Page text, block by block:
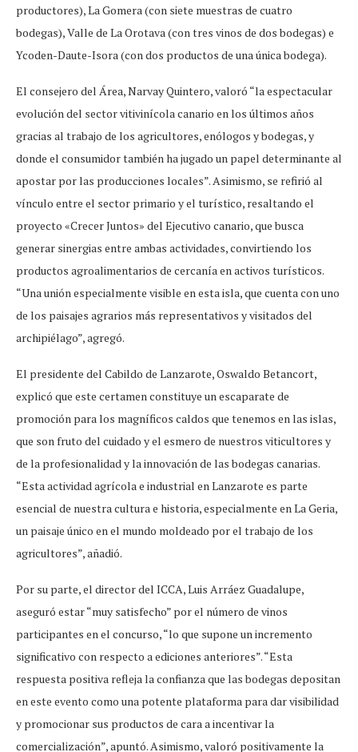
productores), La Gomera (con siete muestras de cuatro
bodegas), Valle de La Orotava (con tres vinos de dos bodegas) e
Ycoden-Daute-Isora (con dos productos de una única bodega).
El consejero del Área, Narvay Quintero, valoró “la espectacular
evolución del sector vitivinícola canario en los últimos años
gracias al trabajo de los agricultores, enólogos y bodegas, y
donde el consumidor también ha jugado un papel determinante al
apostar por las producciones locales”. Asimismo, se refirió al
vínculo entre el sector primario y el turístico, resaltando el
proyecto «Crecer Juntos» del Ejecutivo canario, que busca
generar sinergias entre ambas actividades, convirtiendo los
productos agroalimentarios de cercanía en activos turísticos.
“Una unión especialmente visible en esta isla, que cuenta con uno
de los paisajes agrarios más representativos y visitados del
archipiélago”, agregó.
El presidente del Cabildo de Lanzarote, Oswaldo Betancort,
explicó que este certamen constituye un escaparate de
promoción para los magníficos caldos que tenemos en las islas,
que son fruto del cuidado y el esmero de nuestros viticultores y
de la profesionalidad y la innovación de las bodegas canarias.
“Esta actividad agrícola e industrial en Lanzarote es parte
esencial de nuestra cultura e historia, especialmente en La Geria,
un paisaje único en el mundo moldeado por el trabajo de los
agricultores”, añadió.
Por su parte, el director del ICCA, Luis Arráez Guadalupe,
aseguró estar “muy satisfecho” por el número de vinos
participantes en el concurso, “lo que supone un incremento
significativo con respecto a ediciones anteriores”. “Esta
respuesta positiva refleja la confianza que las bodegas depositan
en este evento como una potente plataforma para dar visibilidad
y promocionar sus productos de cara a incentivar la
comercialización”, apuntó. Asimismo, valoró positivamente la